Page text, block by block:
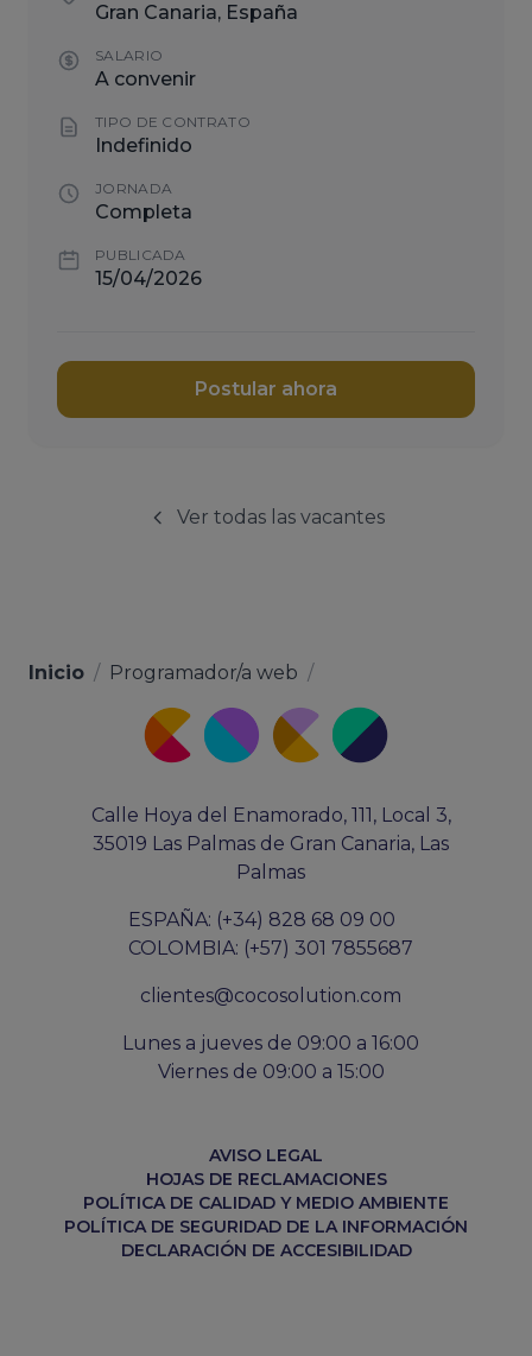
Gran Canaria, España
SALARIO
A convenir
TIPO DE CONTRATO
Indefinido
JORNADA
Completa
PUBLICADA
15/04/2026
Postular ahora
Ver todas las vacantes
Inicio / Programador/a web /
Calle Hoya del Enamorado, 111, Local 3,
35019 Las Palmas de Gran Canaria, Las
Palmas
ESPAÑA: (+34) 828 68 09 00
COLOMBIA: (+57) 301 7855687
clientes@cocosolution.com
Lunes a jueves de 09:00 a 16:00
Viernes de 09:00 a 15:00
AVISO LEGAL
HOJAS DE RECLAMACIONES
POLÍTICA DE CALIDAD Y MEDIO AMBIENTE
POLÍTICA DE SEGURIDAD DE LA INFORMACIÓN
DECLARACIÓN DE ACCESIBILIDAD